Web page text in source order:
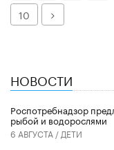
10
Далее
НОВОСТИ
Роспотребнадзор
рыбой и водорослями
6 АВГУСТА / ДЕТИ